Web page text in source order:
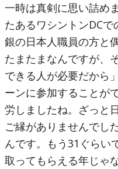
一時は真剣に思い詰め
たあるワシントンDC
銀の日本人職員の方と
たまたまなんですが、
できる人が必要だから
ーンに参加することが
労しましたね。ざっと
ご縁がありませんでし
んです。もう31ぐらい
取ってもらえる年じゃ